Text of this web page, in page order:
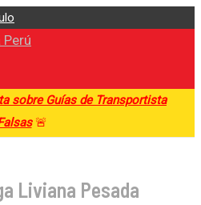
sobre Guías de Transportista
🚨
Liviana Pesada